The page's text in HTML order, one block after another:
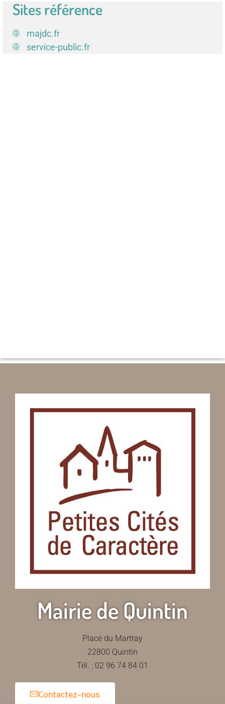
Sites référence
majdc.fr
service-public.fr
Mairie de Quintin
Place du Martray
22800 Quintin
Tél. : 02 96 74 84 01
Contactez-nous